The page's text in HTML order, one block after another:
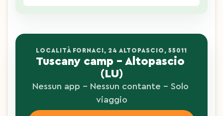
LOCALITÀ FORNACI, 24 ALTOPASCIO, 55011
Tuscany camp - Altopascio
(LU)
Nessun app - Nessun contante - Solo
viaggio